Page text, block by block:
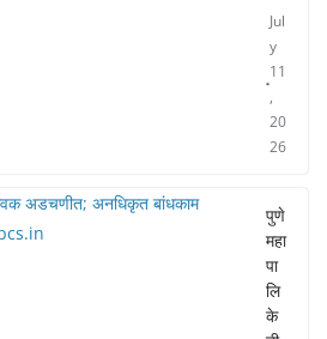
Jul
y
11
,
20
26
पुणे
महा
पा
लि
के